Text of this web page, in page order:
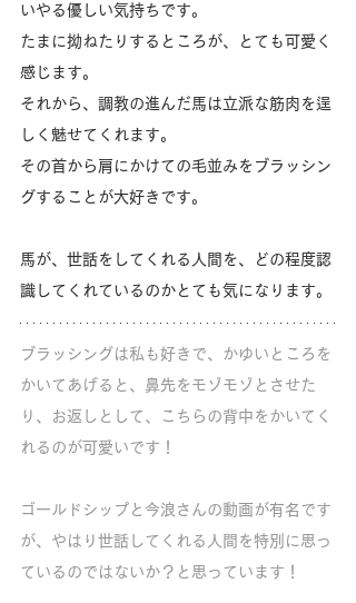
いやる優しい気持ちです。
たまに拗ねたりするところが、とても可愛く
感じます。
それから、調教の進んだ馬は立派な筋肉を逞
しく魅せてくれます。
その首から肩にかけての毛並みをブラッシン
グすることが大好きです。
馬が、世話をしてくれる人間を、どの程度認
識してくれているのかとても気になります。
ブラッシングは私も好きで、かゆいところを
かいてあげると、鼻先をモゾモゾとさせた
り、お返しとして、こちらの背中をかいてく
れるのが可愛いです！
ゴールドシップと今浪さんの動画が有名です
が、やはり世話してくれる人間を特別に思っ
ているのではないか？と思っています！